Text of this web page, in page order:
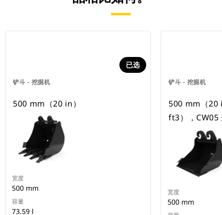
铲斗 - 挖掘机
已选
500 mm（20 in）
宽度
500 mm
容量
73.59 l
铲斗 - 挖掘机
500 mm（20
ft3），CW05
宽度
500 mm